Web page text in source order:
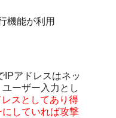
機能が利用
IPアドレスはネッ
ーザー入力とし
レスとしてあり得
していれば攻撃